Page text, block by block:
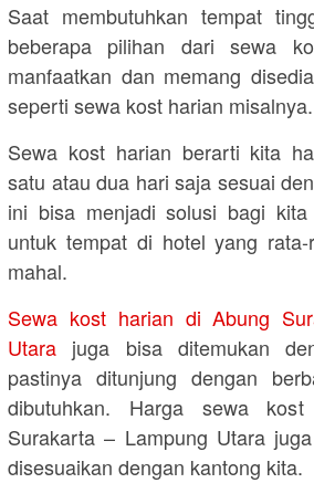
Saat membutuhkan tempat
beberapa pilihan dari sewa
manfaatkan dan memang
seperti sewa kost harian misalnya.
Sewa kost harian berarti kita
satu atau dua hari saja sesuai
ini bisa menjadi solusi bagi
untuk tempat di hotel yang
mahal.
Sewa kost harian di Abung
Utara juga bisa ditemukan
pastinya ditunjung dengan
dibutuhkan. Harga sewa
Surakarta – Lampung Utara
disesuaikan dengan kantong kita.